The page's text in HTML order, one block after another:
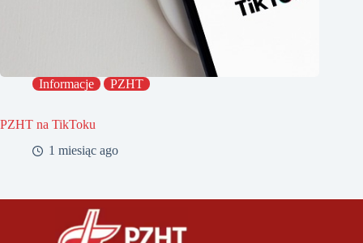
Informacje PZHT
PZHT na TikToku
1 miesiąc ago